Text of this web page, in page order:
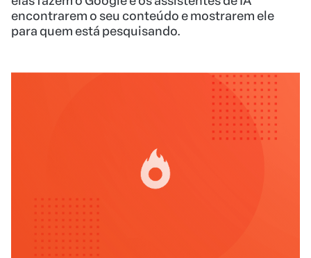
encontrarem o seu conteúdo e mostrarem ele
para quem está pesquisando.